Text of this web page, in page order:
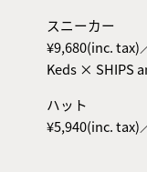
スニーカー
¥9,680(inc. tax)
Keds × SHIPS
ハット
¥5,940(inc. tax)